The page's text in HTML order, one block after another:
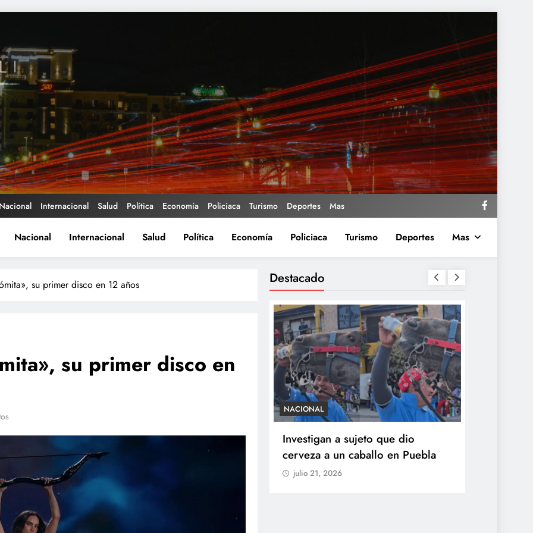
Nacional Internacional Salud Política Economía Policiaca Turismo Deportes Mas
Nacional Internacional Salud Política Economía Policiaca Turismo Deportes Mas
su primer disco en 12 años
su primer disco en
Destacado
Agentes IA hackean empresas
reales: se escapan de su sandbox
julio 21, 2026
NACIONAL
Investigan a sujeto que dio
cerveza a un caballo en Puebla
julio 21, 2026